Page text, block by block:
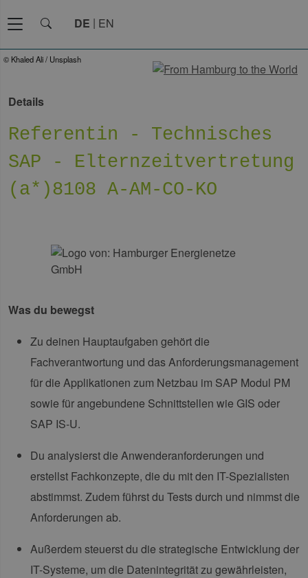
DE EN
© Khaled Ali / Unsplash
Details
Referentin - Technisches
SAP - Elternzeitvertretung
(a*)8108 A-AM-CO-KO
Was du bewegst
Zu deinen Hauptaufgaben gehört die
Fachverantwortung und das Anforderungsmanagement
für die Applikationen zum Netzbau im SAP Modul PM
sowie für angebundene Schnittstellen wie GIS oder
SAP IS-U.
Du analysierst die Anwenderanforderungen und
erstellst Fachkonzepte, die du mit den IT-Spezialisten
abstimmst. Zudem führst du Tests durch und nimmst die
Anforderungen ab.
Außerdem steuerst du die strategische Entwicklung der
IT-Systeme, um die Datenintegrität zu gewährleisten,